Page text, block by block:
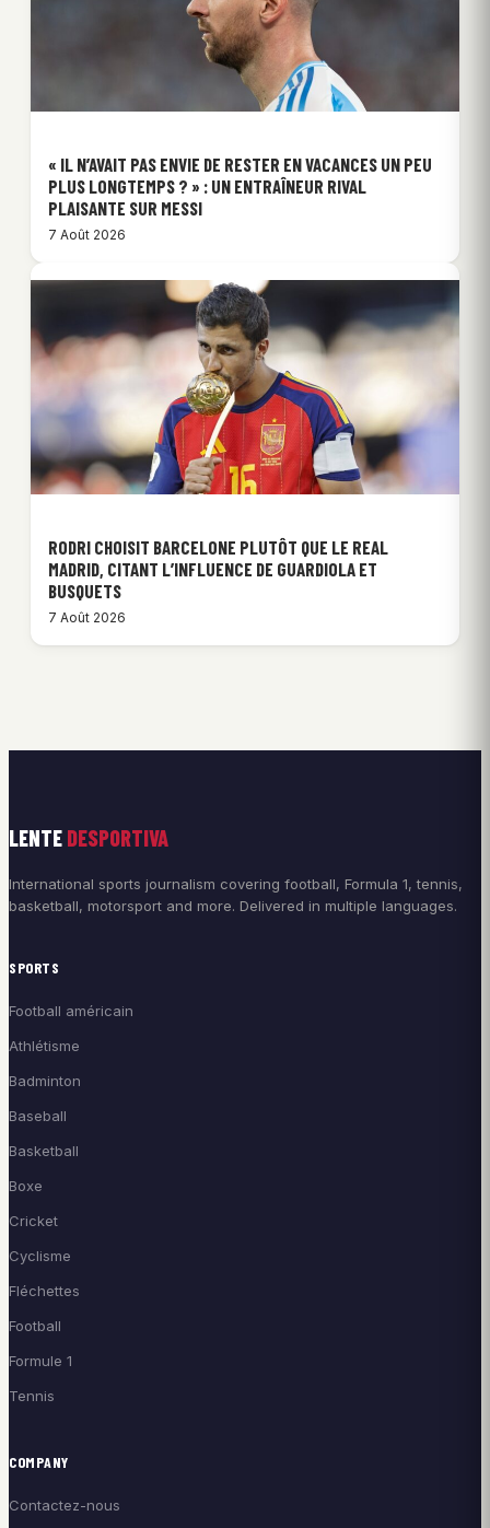
« IL N’AVAIT PAS ENVIE DE RESTER EN VACANCES UN PEU
PLUS LONGTEMPS ? » : UN ENTRAÎNEUR RIVAL
PLAISANTE SUR MESSI
7 Août 2026
RODRI CHOISIT BARCELONE PLUTÔT QUE LE REAL
MADRID, CITANT L’INFLUENCE DE GUARDIOLA ET
BUSQUETS
7 Août 2026
LENTE DESPORTIVA
International sports journalism covering football, Formula 1, tennis,
basketball, motorsport and more. Delivered in multiple languages.
SPORTS
Football américain
Athlétisme
Badminton
Baseball
Basketball
Boxe
Cricket
Cyclisme
Fléchettes
Football
Formule 1
Tennis
COMPANY
Contactez-nous